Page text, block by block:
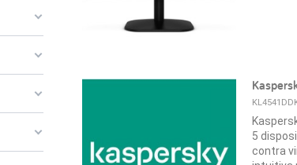
5
contra